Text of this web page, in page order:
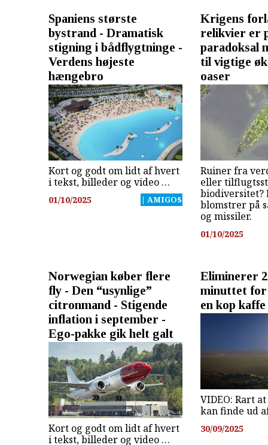
Spaniens største
bystrand - Dramatisk
stigning i bådflygtninge -
Verdens højeste
hængebro
Kort og godt om lidt af hvert
i tekst, billeder og video …
01/10/2025 | AMIGOS
Krigens
relikvier er
paradoksal
til vigtige
oaser
Ruiner fra
eller
biodiversitet?
blomstrer på
og missiler.
01/10/2025
Norwegian køber flere
fly - Den “usynlige”
citronmand - Stigende
inflation i september -
Ego-pakke gik helt galt
Kort og godt om lidt af hvert
i tekst, billeder og video …
Eliminerer
minuttet for
en kop
VIDEO: Rart
kan finde ud
30/09/2025